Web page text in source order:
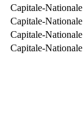
Capitale-Nationale
Capitale-Nationale
Capitale-Nationale
Capitale-Nationale